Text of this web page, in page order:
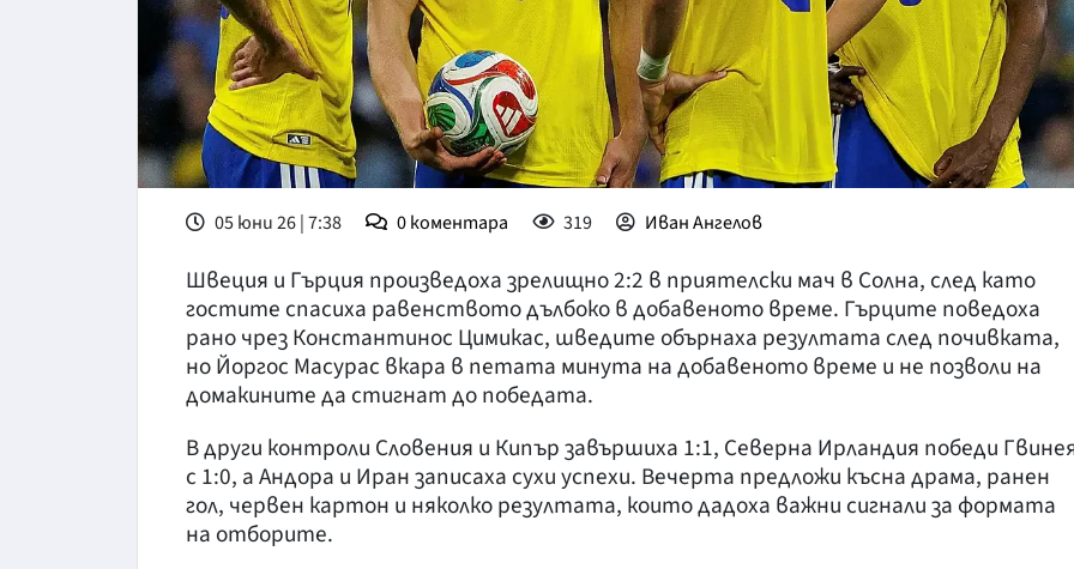
ВОЙНАТА В
ВРЕМЕТО
05 юни 26 | 7:38 0коментара 319 Иван Ангелов
Швеция и Гърция произведоха зрелищно 2:2 в приятелски мач в Солна, след като
гостите спасиха равенството дълбоко в добавеното време. Гърците поведоха
рано чрез Константинос Цимикас, шведите обърнаха резултата след почивката,
но Йоргос Масурас вкара в петата минута на добавеното време и не позволи на
домакините да стигнат до победата.
В други контроли Словения и Кипър завършиха 1:1, Северна Ирландия победи
с 1:0, а Андора и Иран записаха сухи успехи. Вечерта предложи късна драма, ранен
гол, червен картон и няколко резултата, които дадоха важни сигнали за формата
на отборите.